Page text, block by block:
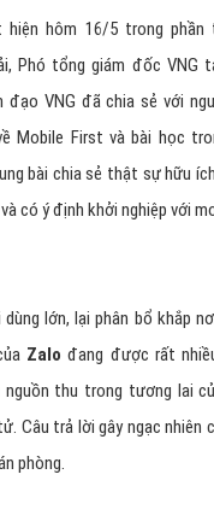
hôm 16/5 trong phần
Phó tổng giám đốc VNG
đạo VNG đã chia sẻ với
Mobile First và bài học
bài chia sẻ thật sự hữu
có ý định khởi nghiệp với
lớn, lại phân bổ khắp
Zalo đang được rất
nguồn thu trong tương lai
Câu trả lời gây ngạc nhiên
phòng.